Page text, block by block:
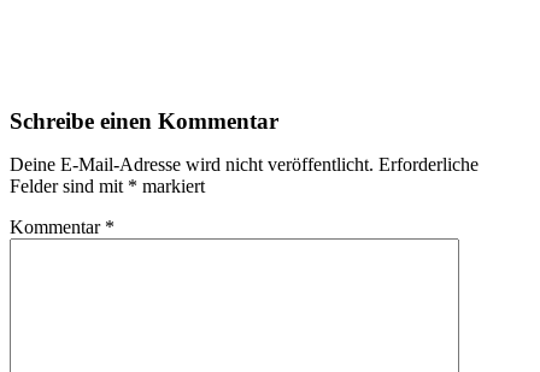
Schreibe einen Kommentar
Deine E-Mail-Adresse wird nicht veröffentlicht. Erforderliche
Felder sind mit * markiert
Kommentar *